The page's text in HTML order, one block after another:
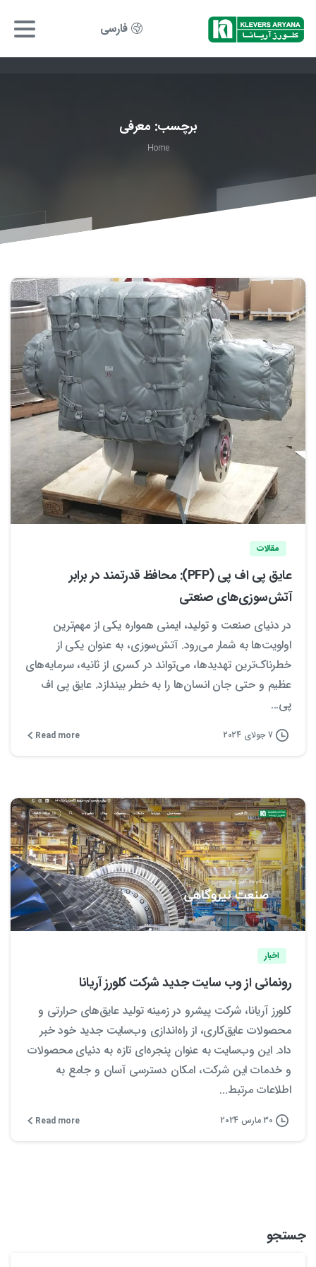
فارسی
برچسب: معرفی
Home
0
3
مقالات
عایق پی اف پی (PFP): محافظ قدرتمند در برابر
آتش‌سوزی‌های صنعتی
در دنیای صنعت و تولید، ایمنی همواره یکی از مهم‌ترین
اولویت‌ها به شمار می‌رود. آتش‌سوزی، به عنوان یکی از
خطرناک‌ترین تهدیدها، می‌تواند در کسری از ثانیه، سرمایه‌های
عظیم و حتی جان انسان‌ها را به خطر بیندازد. عایق پی اف
پی...
7 جولای 2024 Read more
0
1
اخبار
رونمائی از وب سایت جدید شرکت کلورز آریانا
کلورز آریانا، شرکت پیشرو در زمینه تولید عایق‌های حرارتی و
محصولات عایق‌کاری، از راه‌اندازی وب‌سایت جدید خود خبر
داد. این وب‌سایت به عنوان پنجره‌ای تازه به دنیای محصولات
و خدمات این شرکت، امکان دسترسی آسان و جامع به
اطلاعات مرتبط...
30 مارس 2024 Read more
جستجو